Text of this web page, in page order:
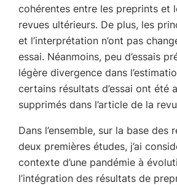
cohérentes entre les preprints et
revues ultérieurs. De plus, les
et l’interprétation n’ont pas
essai. Néanmoins, peu d’essais
légère divergence dans
certains résultats d’essai ont été
supprimés dans l’article de la
Dans l’ensemble, sur la base des
deux premières études, j’ai
contexte d’une pandémie à
l’intégration des résultats de